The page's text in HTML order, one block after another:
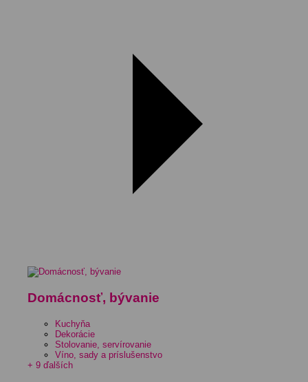
Domácnosť, bývanie
Kuchyňa
Dekorácie
Stolovanie, servírovanie
Víno, sady a príslušenstvo
+ 9 ďalších